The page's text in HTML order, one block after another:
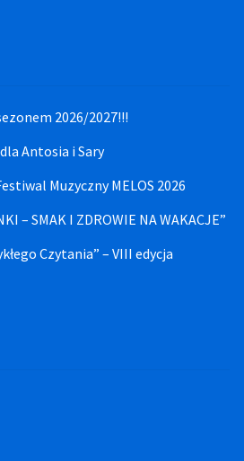
2026/2027!!!
Antosia i Sary
Muzyczny MELOS 2026
– SMAK I ZDROWIE NA WAKACJE”
Czytania” – VIII edycja